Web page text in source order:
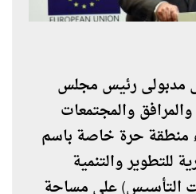
مدبولى رئيس مجلس
والمرافق والمجتمعات
منطقة حرة خاصة باسم
للتطوير والتنمية
التأسيس) على مساحة